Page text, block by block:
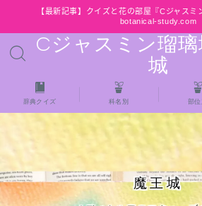
【最新記事】クイズと花の部屋『Cジャスミ
botanical-study.com
Cジャスミン瑠璃
城
MENU
HOME
【最新】クイズと花の部屋
★全種/アロマハーブスパイス基
イズ＆プチ辞典
辞典クイズ 科名別 部
魔王城